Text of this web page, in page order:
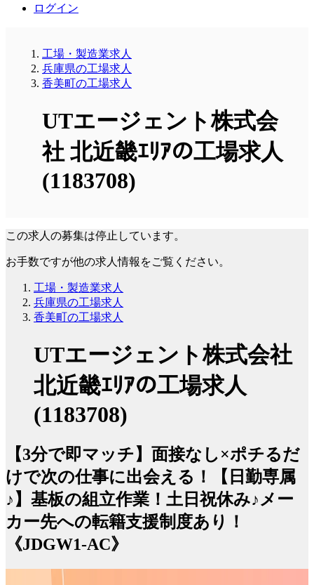
ログイン
工場・製造業求人
兵庫県の工場求人
香美町の工場求人
UTエージェント株式会
社 北近畿ｴﾘｱの工場求人
(1183708)
この求人の募集は停止しています。
お手数ですが他の求人情報をご覧ください。
工場・製造業求人
兵庫県の工場求人
香美町の工場求人
UTエージェント株式会社
北近畿ｴﾘｱの工場求人
(1183708)
【3分で即マッチ】面接なし×ポチるだ
けで次の仕事に出会える！【日勤専属
♪】基板の組立作業！土日祝休み♪メー
カー先への転籍支援制度あり！
《JDGW1-AC》